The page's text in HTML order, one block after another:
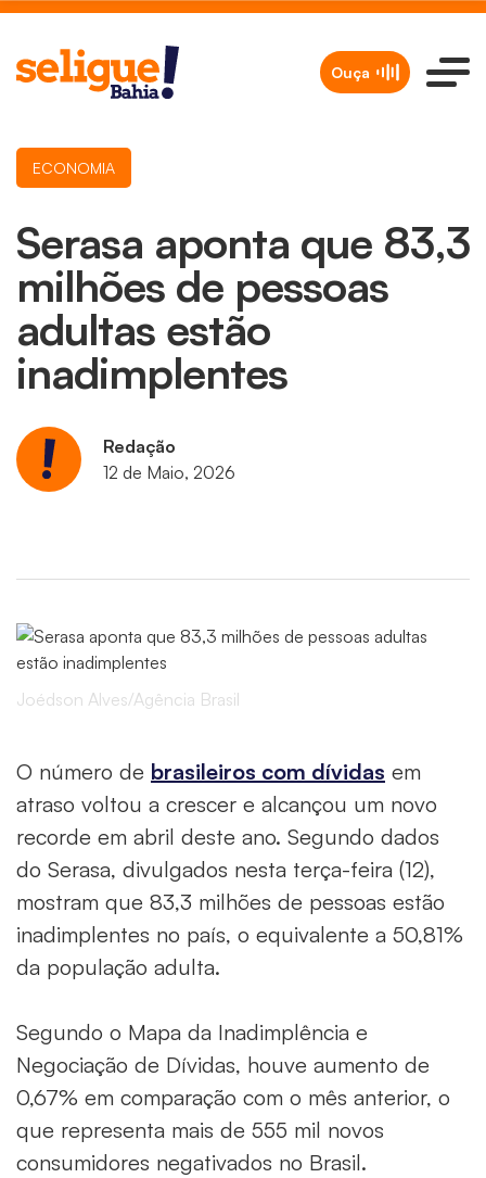
Ouça
Serasa aponta que 83,3
milhões de pessoas
adultas estão
inadimplentes
ECONOMIA
Redação
12 de Maio, 2026
Joédson Alves/Agência Brasil
O número de brasileiros com dívidas em
atraso voltou a crescer e alcançou um novo
recorde em abril deste ano. Segundo dados
do Serasa, divulgados nesta terça-feira (12),
mostram que 83,3 milhões de pessoas estão
inadimplentes no país, o equivalente a 50,81%
da população adulta.
Segundo o Mapa da Inadimplência e
Negociação de Dívidas, houve aumento de
0,67% em comparação com o mês anterior, o
que representa mais de 555 mil novos
consumidores negativados no Brasil.